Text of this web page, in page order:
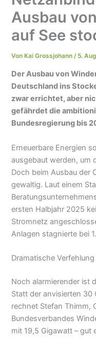
Ausbau
auf See
VonKai Grossjohann/ 5.
Der Ausbau von
Deutschland ins
zwar errichtet, aber
gefährdet die
Bundesregierung bis
Erneuerbare Energien
ausgebaut werden, um
Doch beim Ausbau der
gewaltig. Laut einem
ersten Halbjahr 2025
Stromnetz
Anlagen stagnierte bei
Dramatische
Noch alarmierender ist
Statt der anvisierten 30
rechnet Stefan Thimm,
Bundesverbandes
mit 19,5 Gigawatt – gut